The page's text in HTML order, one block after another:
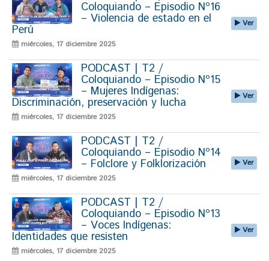
Coloquiando – Episodio Nº16
– Violencia de estado en el
Perú
miércoles, 17 diciembre 2025
Ver
PODCAST | T2 /
Coloquiando – Episodio Nº15
– Mujeres Indígenas:
Discriminación, preservación y lucha
miércoles, 17 diciembre 2025
Ver
PODCAST | T2 /
Coloquiando – Episodio Nº14
– Folclore y Folklorización
miércoles, 17 diciembre 2025
Ver
PODCAST | T2 /
Coloquiando – Episodio Nº13
– Voces Indígenas:
Identidades que resisten
miércoles, 17 diciembre 2025
Ver